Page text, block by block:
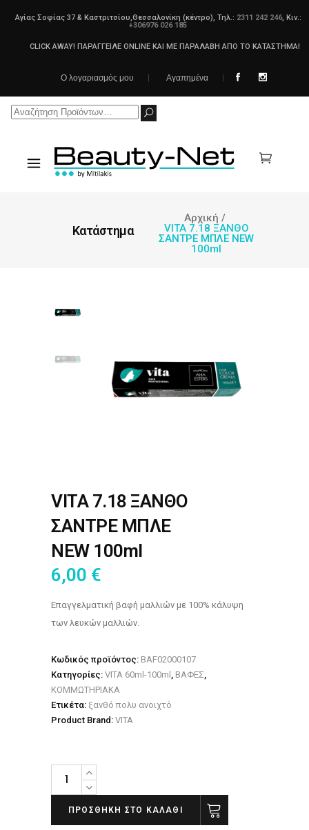
Αγίας Σοφίας 37 & Καστριτσίου,Θεσσαλονίκη (κέντρο), Τηλ.: 2311 242 246, Κιν.:
+306976 026 185
CLICK AWAY! ΠΑΡΑΓΓΕΙΛΕ ONLINE ΚΑΙ ΜΕ ΠΑΡΑΛΑΒΗ ΑΠΟ ΤΟ ΚΑΤΑΣΤΗΜΑ!
Ο λογαριασμός μου Αγαπημένα
Search
Κατάστημα
Αρχική /
VITA 7.18 ΞΑΝΘΟ
ΣΑΝΤΡΕ ΜΠΛΕ NEW
100ml
VITA 7.18 ΞΑΝΘΟ
ΣΑΝΤΡΕ ΜΠΛΕ
NEW 100ml
6,00 €
Επαγγελματική βαφή μαλλιών με 100% κάλυψη
των λευκών μαλλιών.
Κωδικός προϊόντος: BAF02000107
Κατηγορίες: VITA 60ml-100ml , ΒΑΦΕΣ,
ΚΟΜΜΩΤΗΡΙΑΚΑ
Ετικέτα: ξανθό πολυ ανοιχτό
Product Brand: VITA
VITA
ΞΑΝΘΟ
ΣΑΝΤΡΕ
ΠΡΟΣΘΉΚΗ ΣΤΟ ΚΑΛΆΘΙ